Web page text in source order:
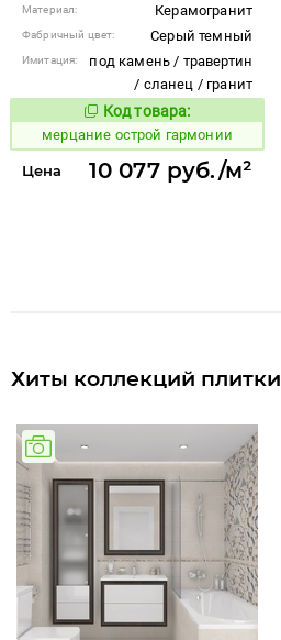
Материал: Керамогранит
Фабричный цвет: Серый темный
Имитация:
под камень / травертин
/ сланец / гранит
Код товара:
977266 Код товара:
мерцание острой гармонии
Цена 10 077 руб./м²
Хиты коллекций плитки